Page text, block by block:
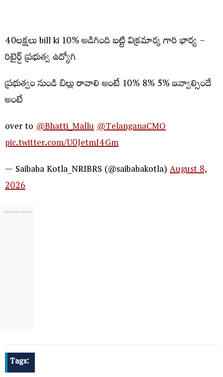
40లక్షలు bill ki 10% అడిగింది బట్టి విక్రమార్క గారి భార్య –
రిటైర్డ్ ప్రభుత్వ ఉద్యోగి
ప్రభుత్వం నుండి బిల్లు రావాలి అంటే 10% 8% 5% ఇవ్వాల్సిందే
అంటే
over to@Bhatti_Mallu@TelanganaCMO
pic.twitter.com/U0JetmI4Gm
— Saibaba Kotla_NRIBRS (@saibabakotla)August 8,
2026
Tags: